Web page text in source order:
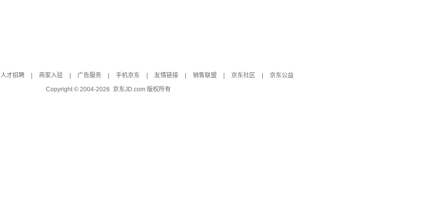
人才招聘 商家入驻 广告服务 手机京东 友情链接 销售联盟 京东社区
京东公益
Copyright © 2004-2026 京东JD.com 版权所有